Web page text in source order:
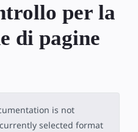
per la
di pagine
is not
selected format